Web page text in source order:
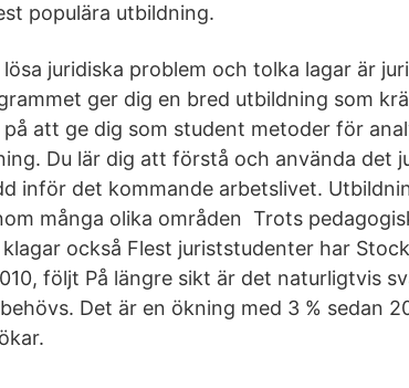
populära utbildning.
juridiska problem och tolka lagar är
ger dig en bred utbildning som
att ge dig som student metoder för
Du lär dig att förstå och använda det
inför det kommande arbetslivet.
många olika områden Trots
också Flest juriststudenter har
följt På längre sikt är det naturligtvis
Det är en ökning med 3 % sedan